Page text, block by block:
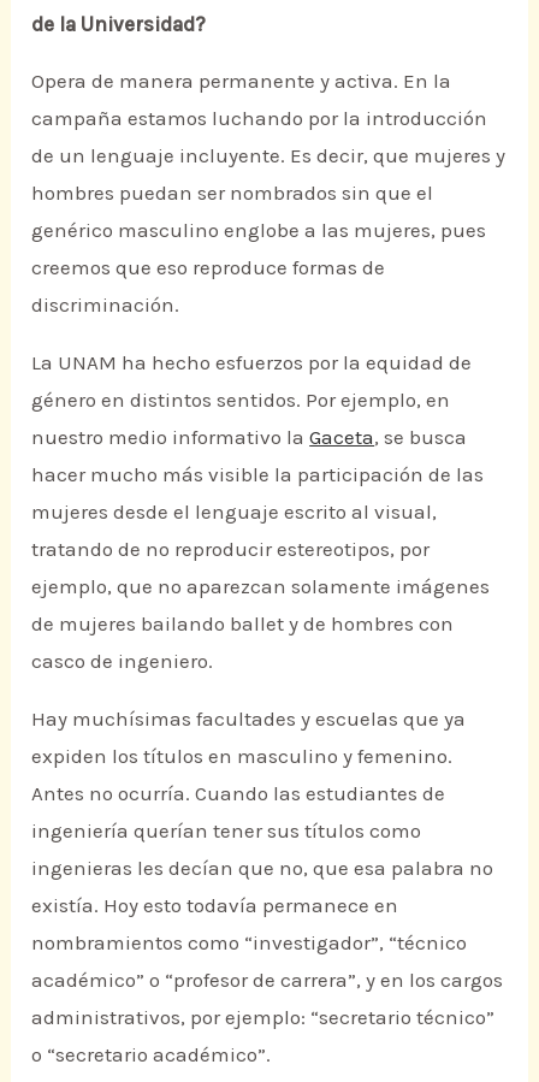
de la Universidad?
Opera de manera permanente y activa. En la
campaña estamos luchando por la introducción
de un lenguaje incluyente. Es decir, que mujeres y
hombres puedan ser nombrados sin que el
genérico masculino englobe a las mujeres, pues
creemos que eso reproduce formas de
discriminación.
La UNAM ha hecho esfuerzos por la equidad de
género en distintos sentidos. Por ejemplo, en
nuestro medio informativo laGaceta, se busca
hacer mucho más visible la participación de las
mujeres desde el lenguaje escrito al visual,
tratando de no reproducir estereotipos, por
ejemplo, que no aparezcan solamente imágenes
de mujeres bailando ballet y de hombres con
casco de ingeniero.
Hay muchísimas facultades y escuelas que ya
expiden los títulos en masculino y femenino.
Antes no ocurría. Cuando las estudiantes de
ingeniería querían tener sus títulos como
ingenieras les decían que no, que esa palabra no
existía. Hoy esto todavía permanece en
nombramientos como “investigador”, “técnico
académico” o “profesor de carrera”, y en los cargos
administrativos, por ejemplo: “secretario técnico”
o “secretario académico”.